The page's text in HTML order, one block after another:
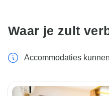
Waar je zult
Accommodaties